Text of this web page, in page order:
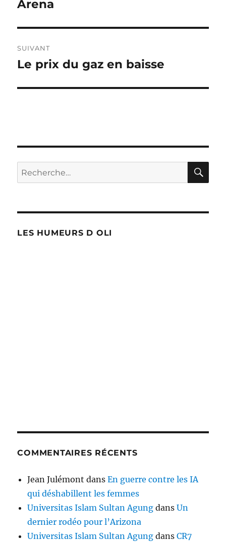
l’article
Arena
SUIVANT
Publication
Le prix du gaz en baisse
Recherche
pour :
LES HUMEURS D OLI
COMMENTAIRES RÉCENTS
Jean Julémont dansEn guerre contre les IA
qui déshabillent les femmes
Universitas Islam Sultan Agung dansUn
dernier rodéo pour l’Arizona
Universitas Islam Sultan Agung dansCR7